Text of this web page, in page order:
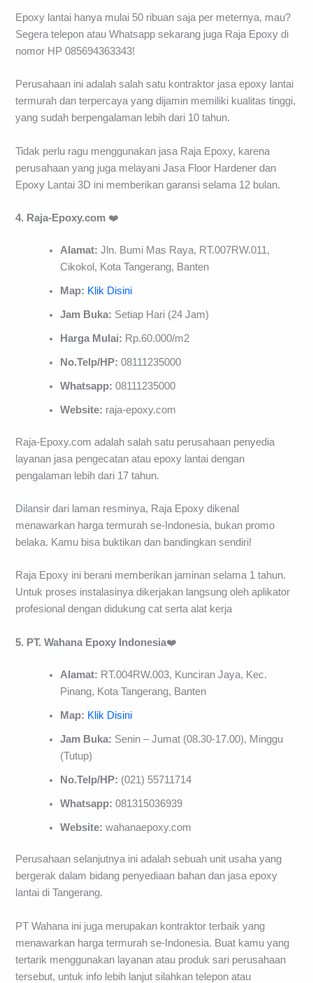
Epoxy lantai hanya mulai 50 ribuan saja per meternya, mau?
Segera telepon atau Whatsapp sekarang juga Raja Epoxy di
nomor HP 085694363343!
Perusahaan ini adalah salah satu kontraktor jasa epoxy lantai
termurah dan terpercaya yang dijamin memiliki kualitas tinggi,
yang sudah berpengalaman lebih dari 10 tahun.
Tidak perlu ragu menggunakan jasa Raja Epoxy, karena
perusahaan yang juga melayani Jasa Floor Hardener dan
Epoxy Lantai 3D ini memberikan garansi selama 12 bulan.
4. Raja-Epoxy.com ❤️
Alamat:Jln. Bumi Mas Raya, RT.007RW.011,
Cikokol, Kota Tangerang, Banten
Map: Klik Disini
Jam Buka: Setiap Hari (24 Jam)
Harga Mulai: Rp.60.000/m2
No.Telp/HP: 08111235000
Whatsapp: 08111235000
Website: raja-epoxy.com
Raja-Epoxy.com adalah salah satu perusahaan penyedia
layanan jasa pengecatan atau epoxy lantai dengan
pengalaman lebih dari 17 tahun.
Dilansir dari laman resminya, Raja Epoxy dikenal
menawarkan harga termurah se-Indonesia, bukan promo
belaka. Kamu bisa buktikan dan bandingkan sendiri!
Raja Epoxy ini berani memberikan jaminan selama 1 tahun.
Untuk proses instalasinya dikerjakan langsung oleh aplikator
profesional dengan didukung cat serta alat kerja
5. PT. Wahana Epoxy Indonesia❤️
Alamat: RT.004RW.003, Kunciran Jaya, Kec.
Pinang, Kota Tangerang, Banten
Map: Klik Disini
Jam Buka: Senin – Jumat (08.30-17.00), Minggu
(Tutup)
No.Telp/HP: (021) 55711714
Whatsapp:081315036939
Website:wahanaepoxy.com
Perusahaan selanjutnya ini adalah sebuah unit usaha yang
bergerak dalam bidang penyediaan bahan dan jasa epoxy
lantai di Tangerang.
PT Wahana ini juga merupakan kontraktor terbaik yang
menawarkan harga termurah se-Indonesia. Buat kamu yang
tertarik menggunakan layanan atau produk sari perusahaan
tersebut, untuk info lebih lanjut silahkan telepon atau